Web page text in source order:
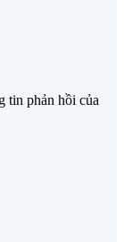
tin phản hồi của